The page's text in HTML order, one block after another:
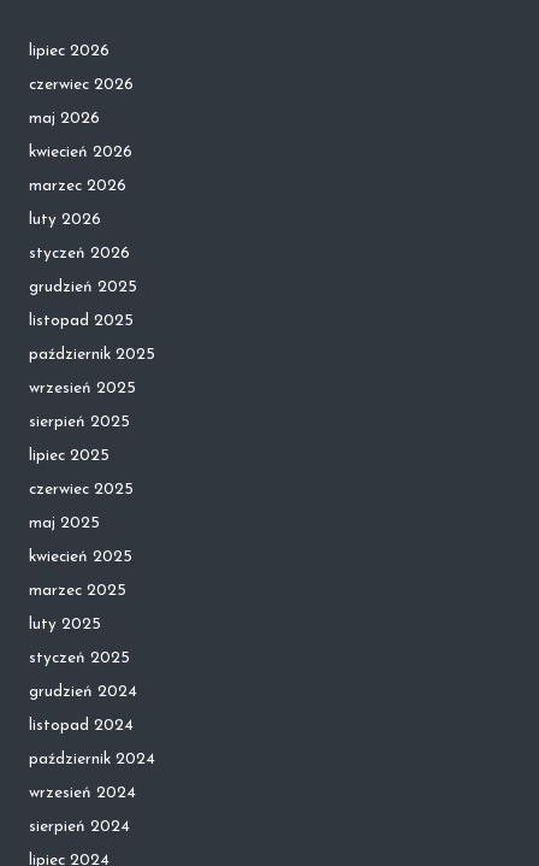
lipiec 2026
czerwiec 2026
maj 2026
kwiecień 2026
marzec 2026
luty 2026
styczeń 2026
grudzień 2025
listopad 2025
październik 2025
wrzesień 2025
sierpień 2025
lipiec 2025
czerwiec 2025
maj 2025
kwiecień 2025
marzec 2025
luty 2025
styczeń 2025
grudzień 2024
listopad 2024
październik 2024
wrzesień 2024
sierpień 2024
lipiec 2024